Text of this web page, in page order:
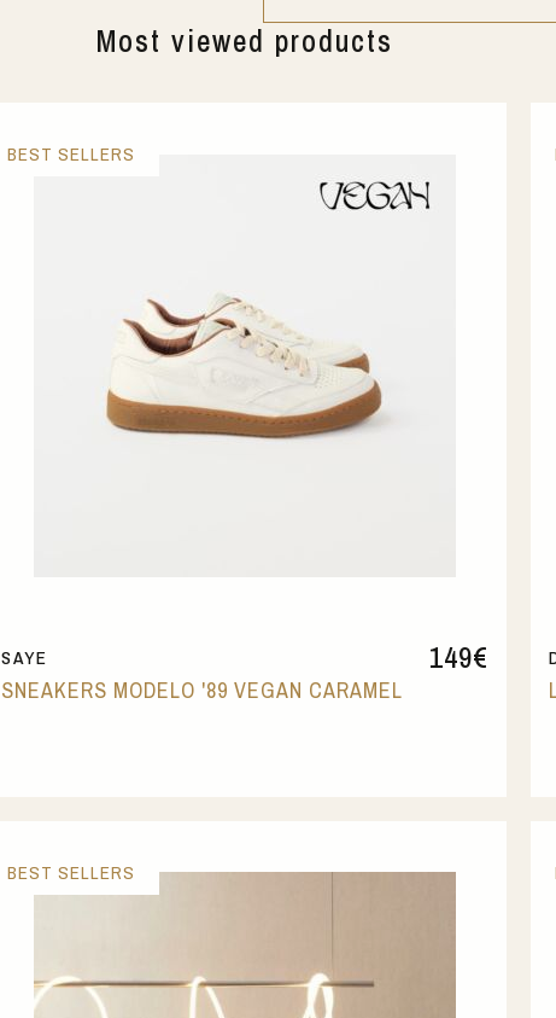
Most viewed products
149€
SAYE
SNEAKERS MODELO '89 VEGAN CARAMEL
BEST SELLERS
BEST SELLERS